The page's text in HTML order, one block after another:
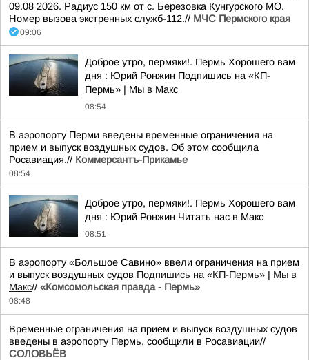
09.08 2026. Радиус 150 км от с. Березовка Кунгурского МО.
Номер вызова экстренных служб-112.// МЧС Пермского края
09:06
Доброе утро, пермяки!. Пермь Хорошего вам
дня : Юрий Ронжин Подпишись на «КП-
Пермь» | Мы в Maкс
08:54
В аэропорту Перми введены временные ограничения на
прием и выпуск воздушных судов. Об этом сообщила
Росавиация.// Коммерсантъ-Прикамье
08:54
Доброе утро, пермяки!. Пермь Хорошего вам
дня : Юрий Ронжин Читать нас в Макс
08:51
В аэропорту «Большое Савино» ввели ограничения на прием
и выпуск воздушных судов Подпишись на «КП-Пермь» | Мы в
Maкс// «Комсомольская правда - Пермь»
08:48
Временные ограничения на приём и выпуск воздушных судов
введены в аэропорту Пермь, сообщили в Росавиации//
СОЛОВЬЁВ